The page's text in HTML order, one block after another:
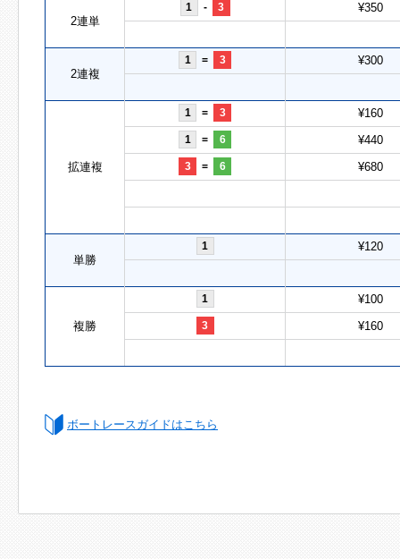
2連単
1 - 3 ¥350
2連複
1 = 3 ¥300
拡連複
1 = 3 ¥160
1 = 6 ¥440
3 = 6 ¥680
単勝
1 ¥120
複勝
1 ¥100
3 ¥160
ボートレースガイドはこちら